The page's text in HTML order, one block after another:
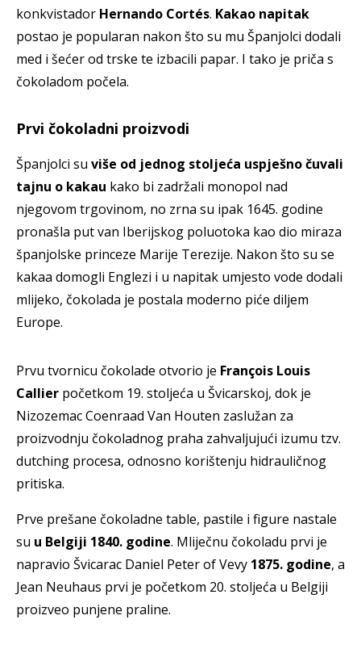
konkvistador Hernando Cortés. Kakao napitak
postao je popularan nakon što su mu Španjolci dodali
med i šećer od trske te izbacili papar. I tako je priča s
čokoladom počela.
Prvi čokoladni proizvodi
Španjolci su više od jednog stoljeća uspješno čuvali
tajnu o kakau kako bi zadržali monopol nad
njegovom trgovinom, no zrna su ipak 1645. godine
pronašla put van Iberijskog poluotoka kao dio miraza
španjolske princeze Marije Terezije. Nakon što su se
kakaa domogli Englezi i u napitak umjesto vode dodali
mlijeko, čokolada je postala moderno piće diljem
Europe.
Prvu tvornicu čokolade otvorio je François Louis
Callier početkom 19. stoljeća u Švicarskoj, dok je
Nizozemac Coenraad Van Houten zaslužan za
proizvodnju čokoladnog praha zahvaljujući izumu tzv.
dutching procesa, odnosno korištenju hidrauličnog
pritiska.
Prve prešane čokoladne table, pastile i figure nastale
su u Belgiji 1840. godine. Mliječnu čokoladu prvi je
napravio Švicarac Daniel Peter of Vevy 1875. godine, a
Jean Neuhaus prvi je početkom 20. stoljeća u Belgiji
proizveo punjene praline.